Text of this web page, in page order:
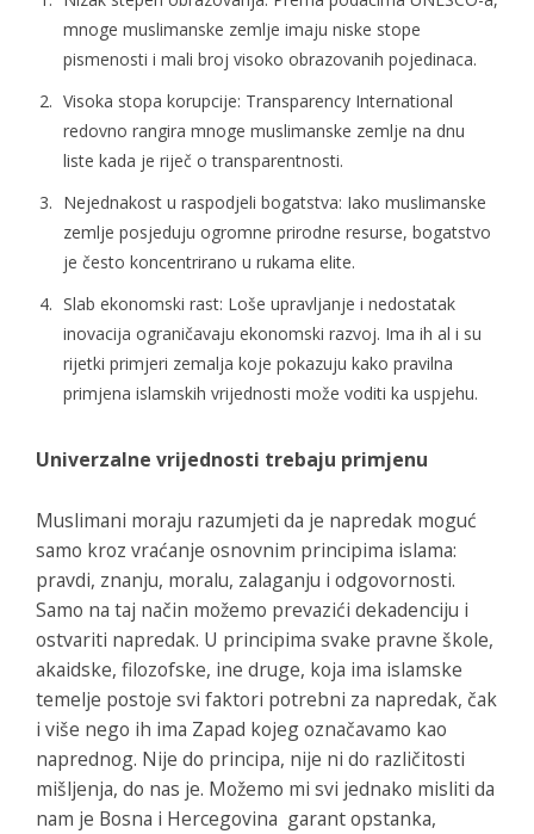
mnoge muslimanske zemlje imaju niske stope
pismenosti i mali broj visoko obrazovanih pojedinaca.
Visoka stopa korupcije: Transparency International
redovno rangira mnoge muslimanske zemlje na dnu
liste kada je riječ o transparentnosti.
Nejednakost u raspodjeli bogatstva: Iako muslimanske
zemlje posjeduju ogromne prirodne resurse, bogatstvo
je često koncentrirano u rukama elite.
Slab ekonomski rast: Loše upravljanje i nedostatak
inovacija ograničavaju ekonomski razvoj. Ima ih al i su
rijetki primjeri zemalja koje pokazuju kako pravilna
primjena islamskih vrijednosti može voditi ka uspjehu.
Univerzalne vrijednosti trebaju primjenu
Muslimani moraju razumjeti da je napredak moguć
samo kroz vraćanje osnovnim principima islama:
pravdi, znanju, moralu, zalaganju i odgovornosti.
Samo na taj način možemo prevazići dekadenciju i
ostvariti napredak. U principima svake pravne škole,
akaidske, filozofske, ine druge, koja ima islamske
temelje postoje svi faktori potrebni za napredak, čak
i više nego ih ima Zapad kojeg označavamo kao
naprednog. Nije do principa, nije ni do različitosti
mišljenja, do nas je. Možemo mi svi jednako misliti da
nam je Bosna i Hercegovina garant opstanka,